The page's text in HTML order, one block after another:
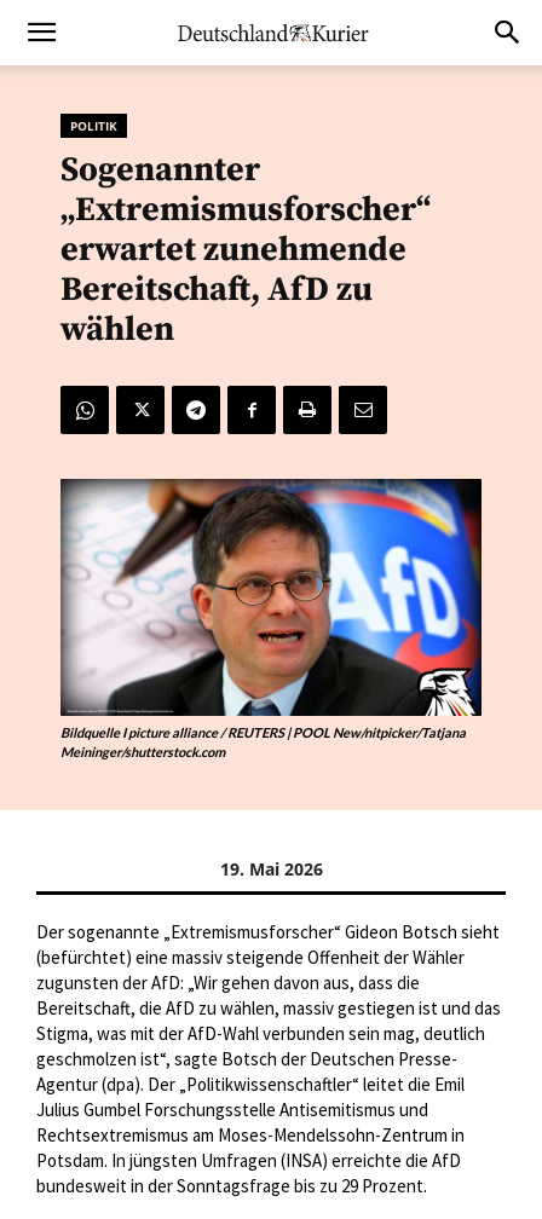
POLITIK
Sogenannter
„Extremismusforscher“
erwartet zunehmende
Bereitschaft, AfD zu
wählen
Bildquelle I picture alliance / REUTERS | POOL New/nitpicker/Tatjana
Meininger/shutterstock.com
19. Mai 2026
Der sogenannte „Extremismusforscher“ Gideon Botsch sieht
(befürchtet) eine massiv steigende Offenheit der Wähler
zugunsten der AfD: „Wir gehen davon aus, dass die
Bereitschaft, die AfD zu wählen, massiv gestiegen ist und das
Stigma, was mit der AfD-Wahl verbunden sein mag, deutlich
geschmolzen ist“, sagte Botsch der Deutschen Presse-
Agentur (dpa). Der „Politikwissenschaftler“ leitet die Emil
Julius Gumbel Forschungsstelle Antisemitismus und
Rechtsextremismus am Moses-Mendelssohn-Zentrum in
Potsdam. In jüngsten Umfragen (INSA) erreichte die AfD
bundesweit in der Sonntagsfrage bis zu 29 Prozent.